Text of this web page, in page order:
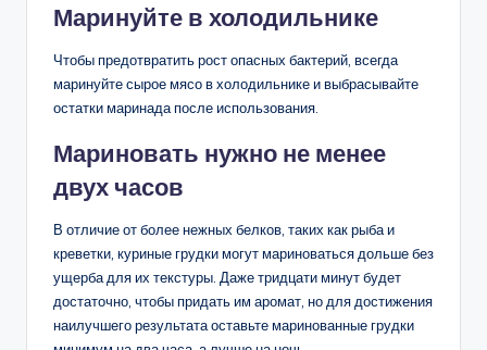
Маринуйте в холодильнике
Чтобы предотвратить рост опасных бактерий, всегда
маринуйте сырое мясо в холодильнике и выбрасывайте
остатки маринада после использования.
Мариновать нужно не менее
двух часов
В отличие от более нежных белков, таких как рыба и
креветки, куриные грудки могут мариноваться дольше без
ущерба для их текстуры. Даже тридцати минут будет
достаточно, чтобы придать им аромат, но для достижения
наилучшего результата оставьте маринованные грудки